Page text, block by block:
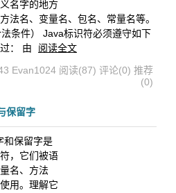
名字的地方
法名、变量名、包名、常量名等。
条件） Java标识符必须遵守如下
： 由
阅读全文
Evan1024 阅读(87) 评论(0) 推荐
(0)
保留字
和保留字是
，它们被语
名、方法
用。理解它